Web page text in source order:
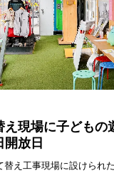
え現場に子どもの
放日
替え工事現場に設けられ